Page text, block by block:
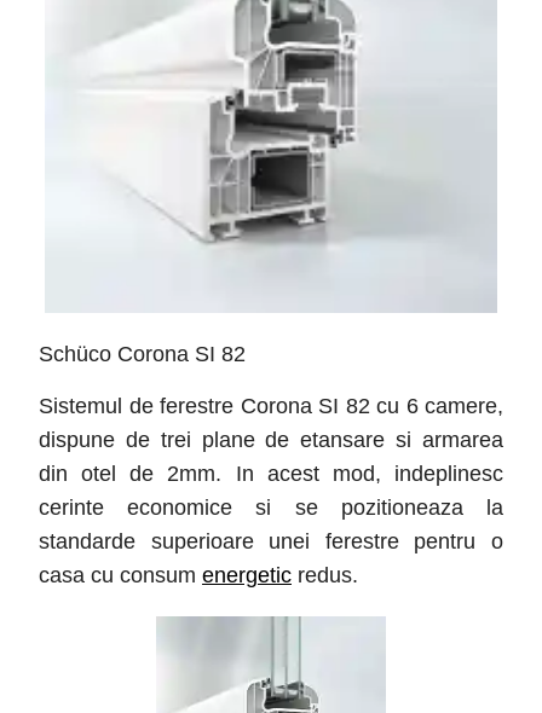
Schüco Corona SI 82
Sistemul de ferestre Corona SI 82 cu 6 camere,
dispune de trei plane de etansare si armarea
din otel de 2mm. In acest mod, indeplinesc
cerinte economice si se pozitioneaza la
standarde superioare unei ferestre pentru o
casa cu consum energetic redus.